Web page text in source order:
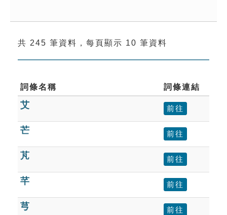
成語故事
索引選單
單字索引
生命大百科索引
遊戲專區
教學應用
貓頭鷹博士
共 245 筆資料，每頁顯示 10 筆資料
詞條名稱 詞條連結
艾 前往
芒 前往
芃 前往
芊 前往
芎 前往